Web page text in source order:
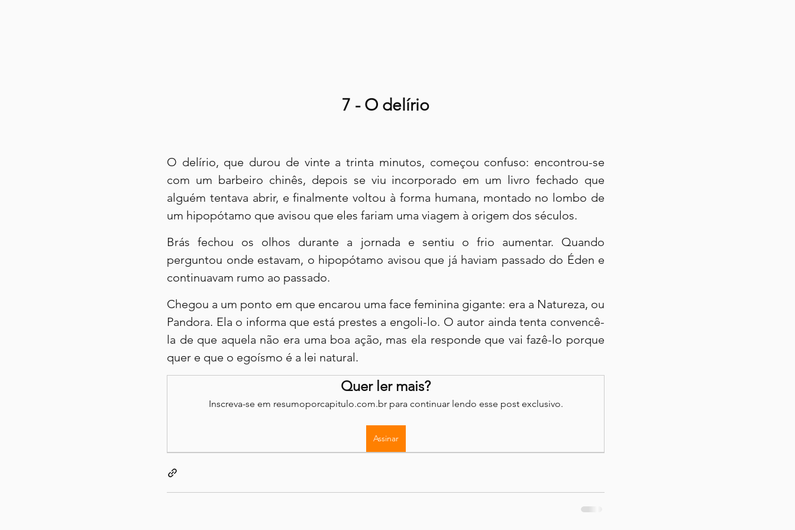
7 - O delírio
O delírio, que durou de vinte a trinta minutos, começou confuso: encontrou-se
com um barbeiro chinês, depois se viu incorporado em um livro fechado que
alguém tentava abrir, e finalmente voltou à forma humana, montado no lombo de
um hipopótamo que avisou que eles fariam uma viagem à origem dos séculos.
Brás fechou os olhos durante a jornada e sentiu o frio aumentar. Quando
perguntou onde estavam, o hipopótamo avisou que já haviam passado do Éden e
continuavam rumo ao passado.
Chegou a um ponto em que encarou uma face feminina gigante: era a Natureza, ou
Pandora. Ela o informa que está prestes a engoli-lo. O autor ainda tenta convencê-
la de que aquela não era uma boa ação, mas ela responde que vai fazê-lo porque
quer e que o egoísmo é a lei natural.
Quer ler mais?
Inscreva-se em resumoporcapitulo.com.br para continuar lendo esse post exclusivo.
Assinar